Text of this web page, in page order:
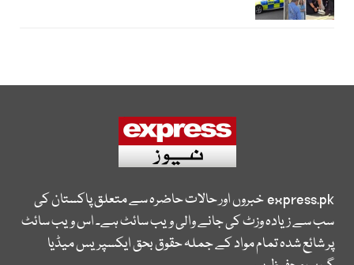
express.pkخبروں اور حالات حاضرہ سے متعلق پاکستان کی
سب سے زیادہ وزٹ کی جانے والی ویب سائٹ ہے۔ اس ویب سائٹ
پر شائع شدہ تمام مواد کے جملہ حقوق بحق ایکسپریس میڈیا